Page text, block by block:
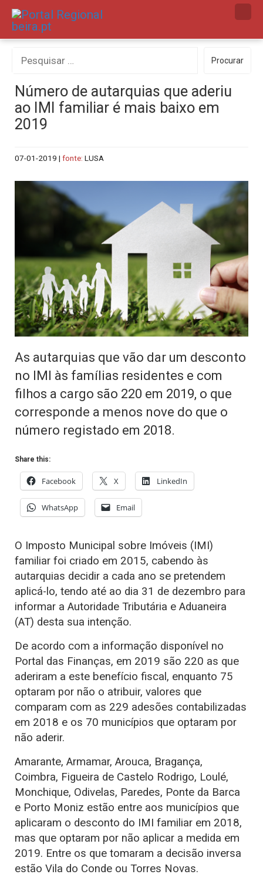
Skip
por:
Procurar
Número de autarquias que aderiu
ao IMI familiar é mais baixo em
2019
07-01-2019 | fonte: LUSA
As autarquias que vão dar um desconto
no IMI às famílias residentes e com
filhos a cargo são 220 em 2019, o que
corresponde a menos nove do que o
número registado em 2018.
Share this:
Facebook X LinkedIn
WhatsApp Email
O Imposto Municipal sobre Imóveis (IMI)
familiar foi criado em 2015, cabendo às
autarquias decidir a cada ano se pretendem
aplicá-lo, tendo até ao dia 31 de dezembro para
informar a Autoridade Tributária e Aduaneira
(AT) desta sua intenção.
De acordo com a informação disponível no
Portal das Finanças, em 2019 são 220 as que
aderiram a este benefício fiscal, enquanto 75
optaram por não o atribuir, valores que
comparam com as 229 adesões contabilizadas
em 2018 e os 70 municípios que optaram por
não aderir.
Amarante, Armamar, Arouca, Bragança,
Coimbra, Figueira de Castelo Rodrigo, Loulé,
Monchique, Odivelas, Paredes, Ponte da Barca
e Porto Moniz estão entre aos municípios que
aplicaram o desconto do IMI familiar em 2018,
mas que optaram por não aplicar a medida em
2019. Entre os que tomaram a decisão inversa
estão Vila do Conde ou Torres Novas.